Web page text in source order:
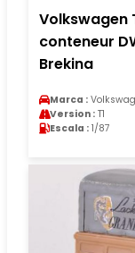
Volkswagen
conteneur
Brekina
Marca :
Version : T1
Escala : 1/87